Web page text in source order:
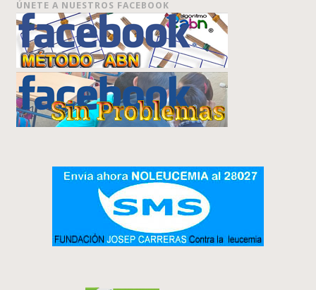
ÚNETE A NUESTROS FACEBOOK